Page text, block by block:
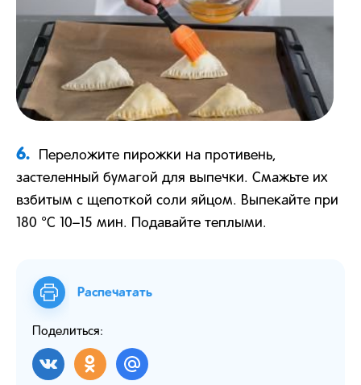
6.
Переложите пирожки на противень,
застеленный бумагой для выпечки. Смажьте их
взбитым с щепоткой соли яйцом. Выпекайте при
180 °С 10–15 мин. Подавайте теплыми.
Распечатать
Поделиться: